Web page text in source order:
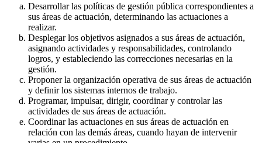
Desarrollar las políticas de gestión pública correspondientes a
sus áreas de actuación, determinando las actuaciones a
realizar.
Desplegar los objetivos asignados a sus áreas de actuación,
asignando actividades y responsabilidades, controlando
logros, y estableciendo las correcciones necesarias en la
gestión.
Proponer la organización operativa de sus áreas de actuación
y definir los sistemas internos de trabajo.
Programar, impulsar, dirigir, coordinar y controlar las
actividades de sus áreas de actuación.
Coordinar las actuaciones en sus áreas de actuación en
relación con las demás áreas, cuando hayan de intervenir